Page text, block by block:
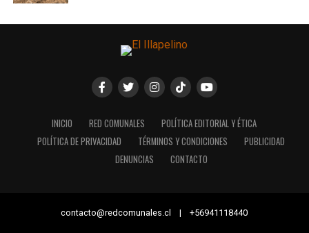
INICIO RED COMUNALES
POLÍTICA EDITORIAL Y ÉTICA
POLÍTICA DE PRIVACIDAD
TÉRMINOS Y CONDICIONES
PUBLICIDAD
DENUNCIAS
CONTACTO
contacto@redcomunales.cl | +56941118440